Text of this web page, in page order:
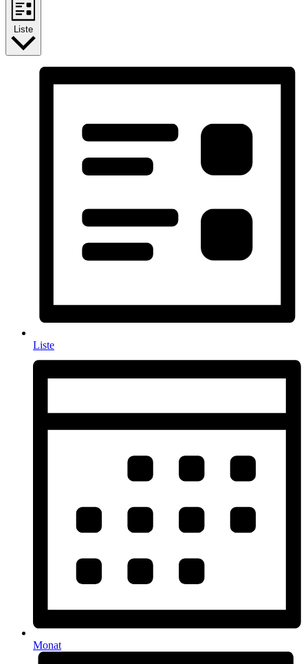
Liste
Liste
Monat